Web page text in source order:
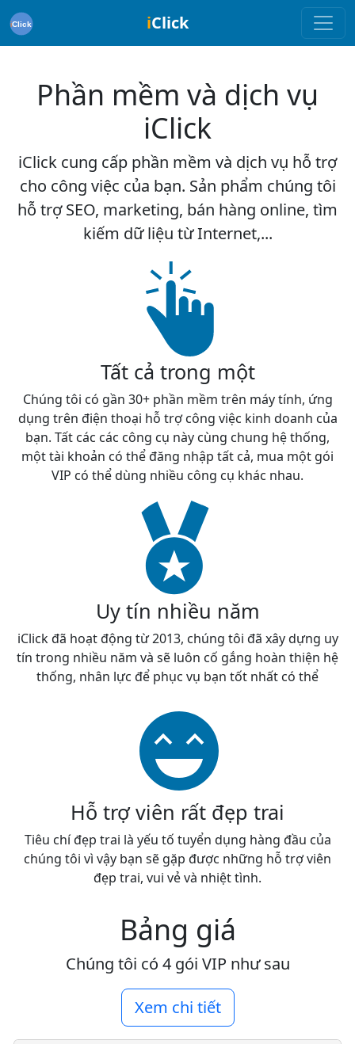
iClick
Phần mềm và dịch vụ
iClick
iClick cung cấp phần mềm và dịch vụ hỗ trợ
cho công việc của bạn. Sản phẩm chúng tôi
hỗ trợ SEO, marketing, bán hàng online, tìm
kiếm dữ liệu từ Internet,...
Tất cả trong một
Chúng tôi có gần 30+ phần mềm trên máy tính, ứng
dụng trên điện thoại hỗ trợ công việc kinh doanh của
bạn. Tất các các công cụ này cùng chung hệ thống,
một tài khoản có thể đăng nhập tất cả, mua một gói
VIP có thể dùng nhiều công cụ khác nhau.
Uy tín nhiều năm
iClick đã hoạt động từ 2013, chúng tôi đã xây dựng uy
tín trong nhiều năm và sẽ luôn cố gắng hoàn thiện hệ
thống, nhân lực để phục vụ bạn tốt nhất có thể
Hỗ trợ viên rất đẹp trai
Tiêu chí đẹp trai là yếu tố tuyển dụng hàng đầu của
chúng tôi vì vậy bạn sẽ gặp được những hỗ trợ viên
đẹp trai, vui vẻ và nhiệt tình.
Bảng giá
Chúng tôi có 4 gói VIP như sau
Xem chi tiết